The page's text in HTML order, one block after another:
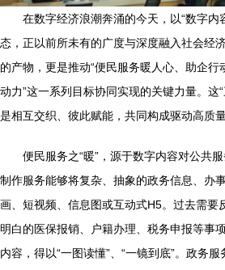
在数字经济浪潮奔涌的今天，以“数字内
态，正以前所未有的广度与深度融入社会经
的产物，更是推动“便民服务暖人心、助企
动力”这一系列目标协同实现的关键力量。这
是相互交织、彼此赋能，共同构成驱动高质
便民服务之“暖”，源于数字内容对公共
制作服务能够将复杂、抽象的政务信息、办
画、短视频、信息图或互动式H5。过去需要
明白的医保报销、户籍办理、税务申报等事
内容，得以“一图读懂”、“一镜到底”。政务